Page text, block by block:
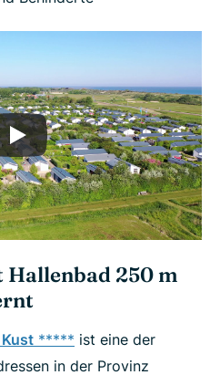
250 m
Kust ***** ist eine der
in der Provinz